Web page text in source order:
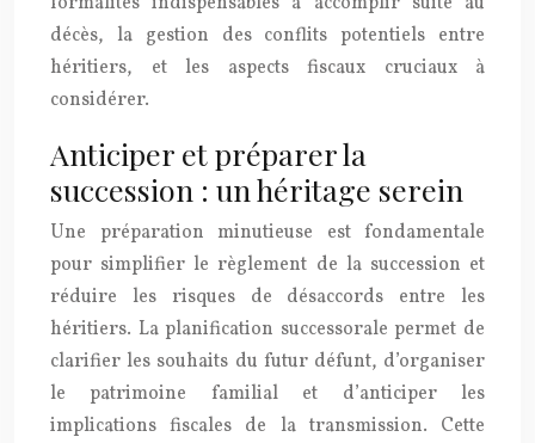
décès, la gestion des conflits potentiels entre
héritiers, et les aspects fiscaux cruciaux à
considérer.
Anticiper et préparer la
succession : un héritage serein
Une préparation minutieuse est fondamentale
pour simplifier le règlement de la succession et
réduire les risques de désaccords entre les
héritiers. La planification successorale permet de
clarifier les souhaits du futur défunt, d’organiser
le patrimoine familial et d’anticiper les
implications fiscales de la transmission. Cette